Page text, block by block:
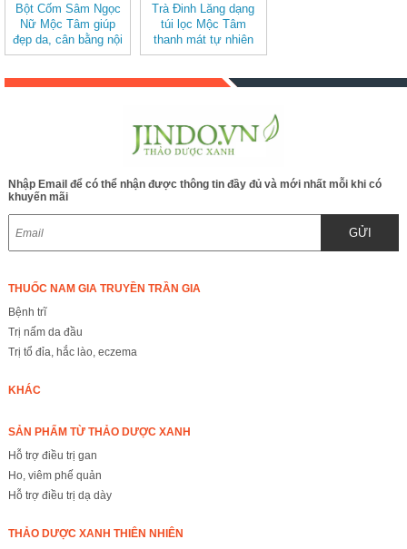
Bột Cốm Sâm Ngọc
Nữ Mộc Tâm giúp
đẹp da, cân bằng nội
tiết tố nữ
Trà Đinh Lăng dạng
túi lọc Mộc Tâm
thanh mát tự nhiên
Nhập Email để có thể nhận được thông tin đầy đủ và mới nhất mỗi khi có
khuyến mãi
GỬI
THUỐC NAM GIA TRUYỀN TRẦN GIA
Bệnh trĩ
Trị nấm da đầu
Trị tổ đỉa, hắc lào, eczema
KHÁC
SẢN PHẨM TỪ THẢO DƯỢC XANH
Hỗ trợ điều trị gan
Ho, viêm phế quản
Hỗ trợ điều trị dạ dày
THẢO DƯỢC XANH THIÊN NHIÊN